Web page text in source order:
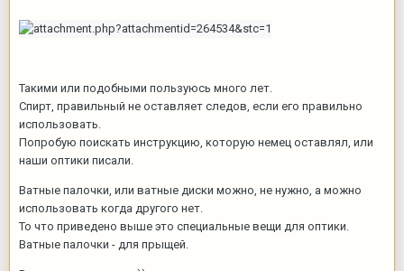
Такими или подобными пользуюсь много лет.
Спирт, правильный не оставляет следов, если его правильно
использовать.
Попробую поискать инструкцию, которую немец оставлял, или
наши оптики писали.
Ватные палочки, или ватные диски можно, не нужно, а можно
использовать когда другого нет.
То что приведено выше это специальные вещи для оптики.
Ватные палочки - для прыщей.